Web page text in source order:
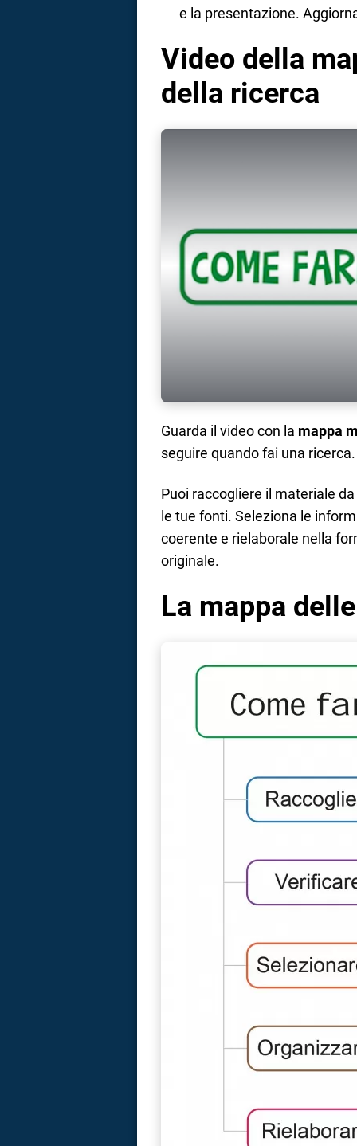
e la presentazione.
Video della
della ricerca
Guarda il video con la mappa
seguire quando fai una ricerca.
Puoi raccogliere il materiale
le tue fonti. Seleziona le
coerente e rielaborale nella
originale.
La mappa